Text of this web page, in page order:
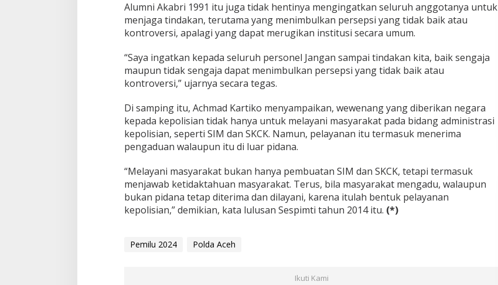
Alumni Akabri 1991 itu juga tidak hentinya mengingatkan seluruh anggotanya untuk
menjaga tindakan, terutama yang menimbulkan persepsi yang tidak baik atau
kontroversi, apalagi yang dapat merugikan institusi secara umum.
“Saya ingatkan kepada seluruh personel Jangan sampai tindakan kita, baik sengaja
maupun tidak sengaja dapat menimbulkan persepsi yang tidak baik atau
kontroversi,” ujarnya secara tegas.
Di samping itu, Achmad Kartiko menyampaikan, wewenang yang diberikan negara
kepada kepolisian tidak hanya untuk melayani masyarakat pada bidang administrasi
kepolisian, seperti SIM dan SKCK. Namun, pelayanan itu termasuk menerima
pengaduan walaupun itu di luar pidana.
“Melayani masyarakat bukan hanya pembuatan SIM dan SKCK, tetapi termasuk
menjawab ketidaktahuan masyarakat. Terus, bila masyarakat mengadu, walaupun
bukan pidana tetap diterima dan dilayani, karena itulah bentuk pelayanan
kepolisian,” demikian, kata lulusan Sespimti tahun 2014 itu. (*)
Pemilu 2024 Polda Aceh
Ikuti Kami